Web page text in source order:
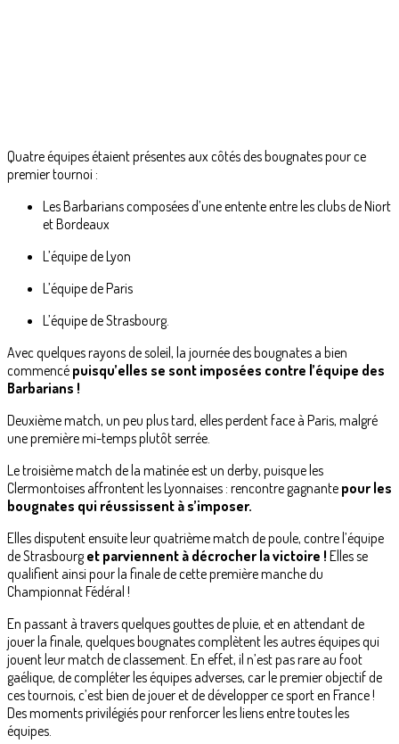
Quatre équipes étaient présentes aux côtés des bougnates pour ce
premier tournoi :
Les Barbarians composées d’une entente entre les clubs de Niort
et Bordeaux
L’équipe de Lyon
L’équipe de Paris
L’équipe de Strasbourg.
Avec quelques rayons de soleil, la journée des bougnates a bien
commencé puisqu’elles se sont imposées contre l’équipe des
Barbarians !
Deuxième match, un peu plus tard, elles perdent face à Paris, malgré
une première mi-temps plutôt serrée.
Le troisième match de la matinée est un derby, puisque les
Clermontoises affrontent les Lyonnaises : rencontre gagnante pour les
bougnates qui réussissent à s’imposer.
Elles disputent ensuite leur quatrième match de poule, contre l’équipe
de Strasbourget parviennent à décrocher la victoire ! Elles se
qualifient ainsi pour la finale de cette première manche du
Championnat Fédéral !
En passant à travers quelques gouttes de pluie, et en attendant de
jouer la finale, quelques bougnates complètent les autres équipes qui
jouent leur match de classement. En effet, il n’est pas rare au foot
gaélique, de compléter les équipes adverses, car le premier objectif de
ces tournois, c’est bien de jouer et de développer ce sport en France !
Des moments privilégiés pour renforcer les liens entre toutes les
équipes.